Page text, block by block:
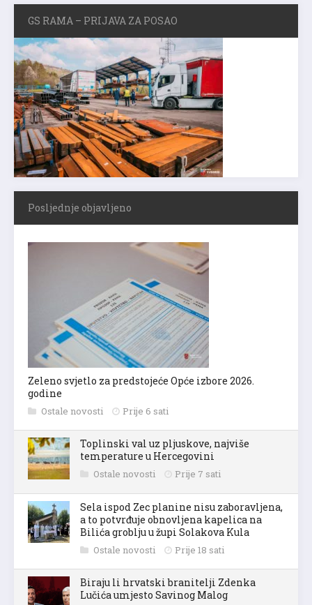
GS RAMA – PRIJAVA ZA POSAO
Posljednje objavljeno
Zeleno svjetlo za predstojeće Opće izbore 2026.
godine
Ostale novosti Prije 6 sati
Toplinski val uz pljuskove, najviše
temperature u Hercegovini
Ostale novosti Prije 7 sati
Sela ispod Zec planine nisu zaboravljena,
a to potvrđuje obnovljena kapelica na
Bilića groblju u župi Solakova Kula
Ostale novosti Prije 18 sati
Biraju li hrvatski branitelji Zdenka
Lučića umjesto Savinog Malog